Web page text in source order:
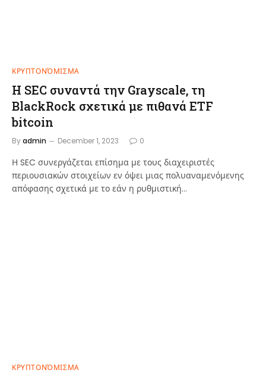
ΚΡΥΠΤΟΝΌΜΙΣΜΑ
Η SEC συναντά την Grayscale, τη
BlackRock σχετικά με πιθανά ETF
bitcoin
Byadmin December 1, 2023 0
Η SEC συνεργάζεται επίσημα με τους διαχειριστές
περιουσιακών στοιχείων εν όψει μιας πολυαναμενόμενης
απόφασης σχετικά με το εάν η ρυθμιστική…
ΚΡΥΠΤΟΝΌΜΙΣΜΑ